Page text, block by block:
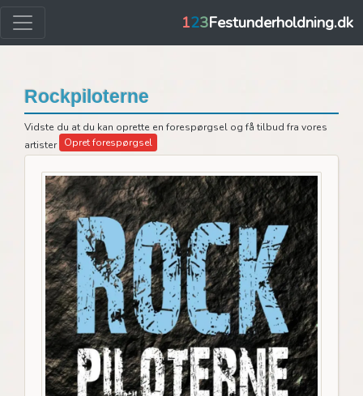
123Festunderholdning.dk
Rockpiloterne
Vidste du at du kan oprette en forespørgsel og få tilbud fra vores
artister Opret forespørgsel